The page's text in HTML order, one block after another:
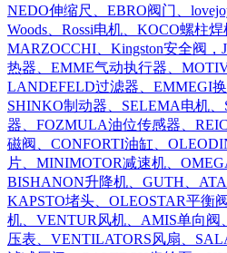
NEDO伸缩尺、EBRO阀门、
Woods、Rossi电机、KOCO螺柱
MARZOCCHI、Kingston安全阀，
热器、EMME气动执行器、
LANDEFELD过滤器、EMMEGI换
SHINKO制动器、SELEMA电机
器、FOZMULA油位传感器、
磁阀、CONFORTI油缸、
片、MINIMOTOR减速机、
BISHANON升降机、GUTH、
KAPSTO堵头、OLEOSTAR平衡
机、VENTUR风机、AMIS单向阀
压表、VENTILATORS风扇、